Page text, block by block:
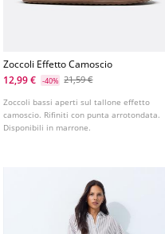
Zoccoli Effetto Camoscio
12,99 €
-40% 21,59 €
Zoccoli bassi aperti sul tallone effetto
camoscio. Rifiniti con punta arrotondata.
Disponibili in marrone.